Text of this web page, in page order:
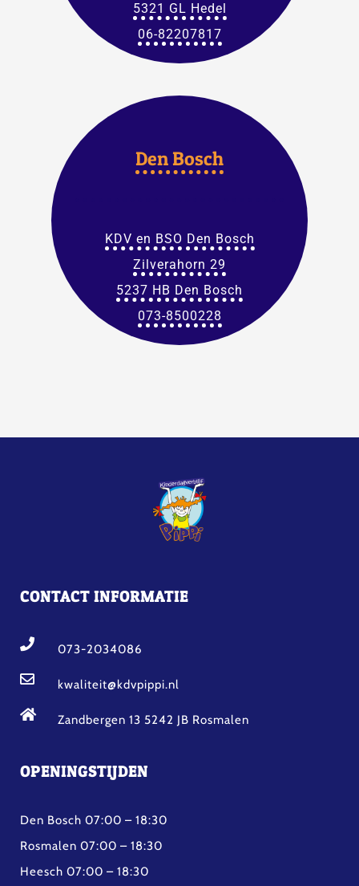
5321 GL Hedel
06-82207817
Den Bosch
KDV en BSO Den Bosch
Zilverahorn 29
5237 HB Den Bosch
073-8500228
CONTACT INFORMATIE
073-2034086
kwaliteit@kdvpippi.nl
Zandbergen 13 5242 JB Rosmalen
OPENINGSTIJDEN
Den Bosch 07:00 – 18:30
Rosmalen 07:00 – 18:30
Heesch 07:00 – 18:30